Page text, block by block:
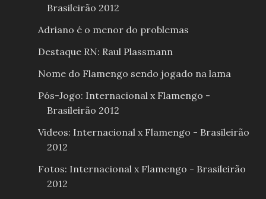
Brasileirão 2012
Adriano é o menor do problemas
Destaque RN: Raul Plassmann
Nome do Flamengo sendo jogado na lama
Pós-Jogo: Internacional x Flamengo -
Brasileirão 2012
Videos: Internacional x Flamengo - Brasileirão
2012
Fotos: Internacional x Flamengo - Brasileirão
2012